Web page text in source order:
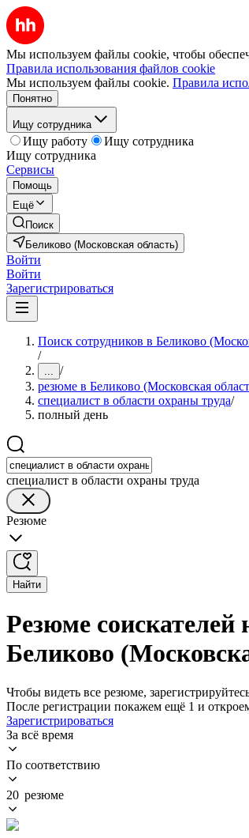
Мы используем файлы cookie, чтобы
Правила использования файлов cookie
Мы используем файлы cookie. Правила
Понятно
Ищу сотрудника
Ищу работу
Ищу сотрудника
Ищу сотрудника
Сервисы
Помощь
Ещё
Поиск
Беликово (Московская область)
Войти
Войти
Зарегистрироваться
Поиск сотрудников в Беликово
/
... /
резюме в Беликово (Московская
специалист в области охраны труда/
полный день
специалист в области охраны труда
Резюме
Найти
Резюме соискателей
Беликово
Чтобы видеть все резюме,
После регистрации покажем ещё 1 и
Зарегистрироваться
За всё время
По соответствию
20 резюме